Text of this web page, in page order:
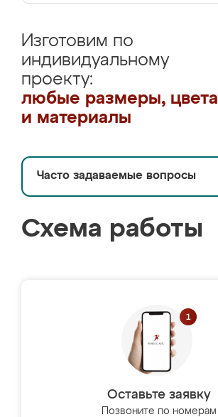
Изготовим по
индивидуальному
проекту:
любые размеры, цвета
и материалы
Часто задаваемые вопросы
Схема работы
Оставьте заявку
Позвоните по номерам